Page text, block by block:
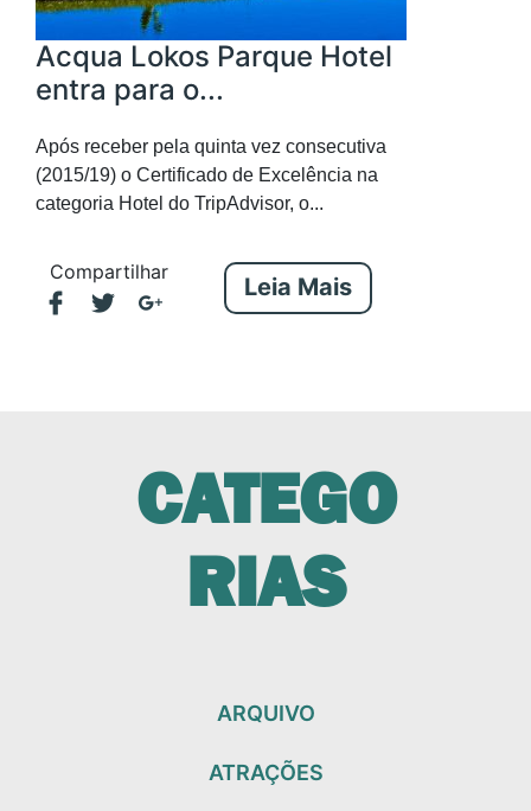
Acqua Lokos Parque Hotel
entra para o...
Após receber pela quinta vez consecutiva
(2015/19) o Certificado de Excelência na
categoria Hotel do TripAdvisor, o...
Compartilhar
Leia Mais
CATEGO
RIAS
ARQUIVO
ATRAÇÕES